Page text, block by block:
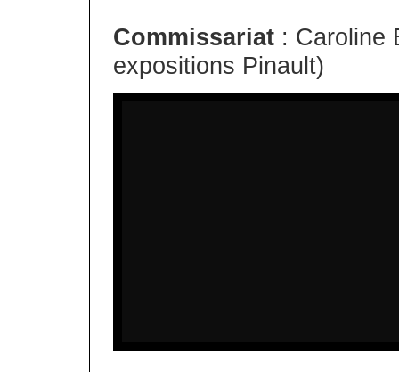
Commissariat : Caroline
expositions Pinault)